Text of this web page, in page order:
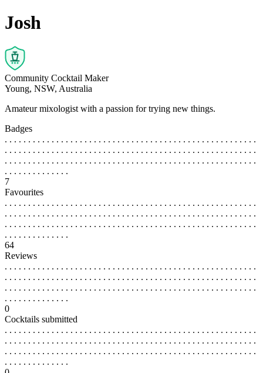
Josh
Community Cocktail Maker
Young, NSW, Australia
Amateur mixologist with a passion for trying new things.
Badges
. . . . . . . . . . . . . . . . . . . . . . . . . . . . . . . . . . . . . . . . . . . . . . . . . . . . . .
. . . . . . . . . . . . . . . . . . . . . . . . . . . . . . . . . . . . . . . . . . . . . . . . . . . . . .
. . . . . . . . . . . . . . . . . . . . . . . . . . . . . . . . . . . . . . . . . . . . . . . . . . . . . .
. . . . . . . . . . . . . .
7
Favourites
. . . . . . . . . . . . . . . . . . . . . . . . . . . . . . . . . . . . . . . . . . . . . . . . . . . . . .
. . . . . . . . . . . . . . . . . . . . . . . . . . . . . . . . . . . . . . . . . . . . . . . . . . . . . .
. . . . . . . . . . . . . . . . . . . . . . . . . . . . . . . . . . . . . . . . . . . . . . . . . . . . . .
. . . . . . . . . . . . . .
64
Reviews
. . . . . . . . . . . . . . . . . . . . . . . . . . . . . . . . . . . . . . . . . . . . . . . . . . . . . .
. . . . . . . . . . . . . . . . . . . . . . . . . . . . . . . . . . . . . . . . . . . . . . . . . . . . . .
. . . . . . . . . . . . . . . . . . . . . . . . . . . . . . . . . . . . . . . . . . . . . . . . . . . . . .
. . . . . . . . . . . . . .
0
Cocktails submitted
. . . . . . . . . . . . . . . . . . . . . . . . . . . . . . . . . . . . . . . . . . . . . . . . . . . . . .
. . . . . . . . . . . . . . . . . . . . . . . . . . . . . . . . . . . . . . . . . . . . . . . . . . . . . .
. . . . . . . . . . . . . . . . . . . . . . . . . . . . . . . . . . . . . . . . . . . . . . . . . . . . . .
. . . . . . . . . . . . . .